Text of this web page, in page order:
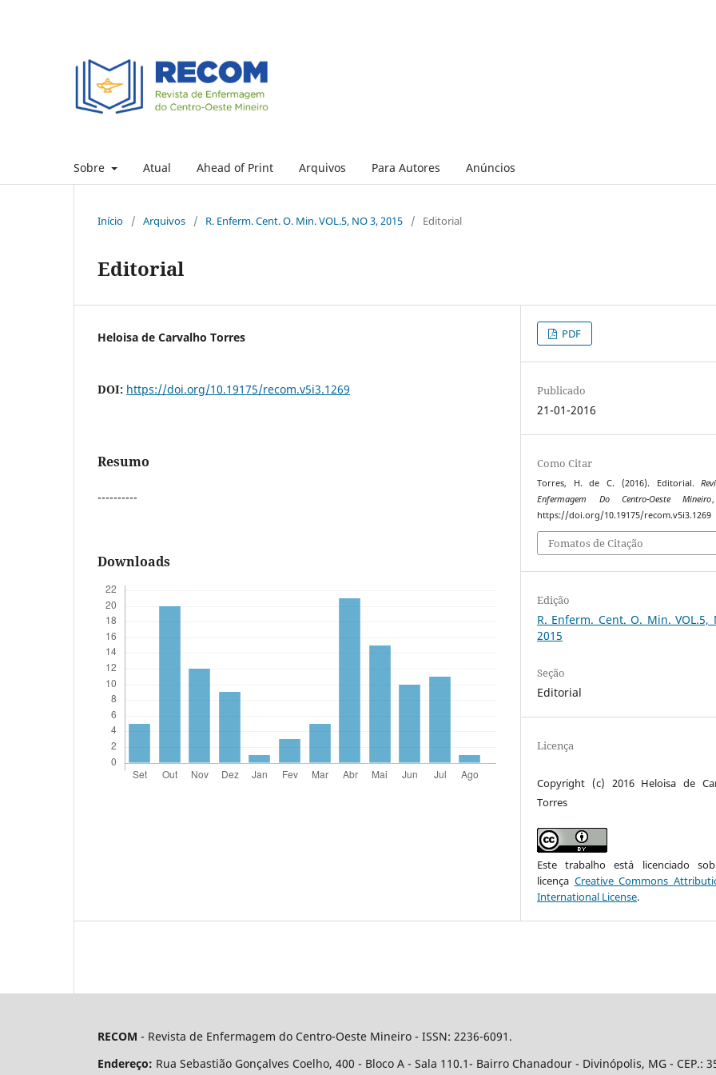
Sobre Atual Ahead of Print Arquivos Para Autores Anúncios
Início / Arquivos / R. Enferm. Cent. O. Min. VOL.5, NO 3, 2015 / Editorial
Editorial
Heloisa de Carvalho Torres
DOI: https://doi.org/10.19175/recom.v5i3.1269
Resumo
----------
Downloads
PDF
Publicado
21-01-2016
Como Citar
Torres, H. de C. (2016). Editorial.
Enfermagem Do Centro-Oeste Mineiro
https://doi.org/10.19175/recom.v5i3.1269
Fomatos de Citação
Edição
R. Enferm. Cent. O. Min. VOL.5,
2015
Seção
Editorial
Licença
Copyright (c) 2016 Heloisa de
Torres
Este trabalho está licenciado
licença Creative Commons
International License.
RECOM - Revista de Enfermagem do Centro-Oeste Mineiro - ISSN: 2236-6091.
Endereço: Rua Sebastião Gonçalves Coelho, 400 - Bloco A - Sala 110.1- Bairro Chanadour - Divinópolis, MG - CEP.: